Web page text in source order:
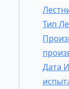
Тип
Дата